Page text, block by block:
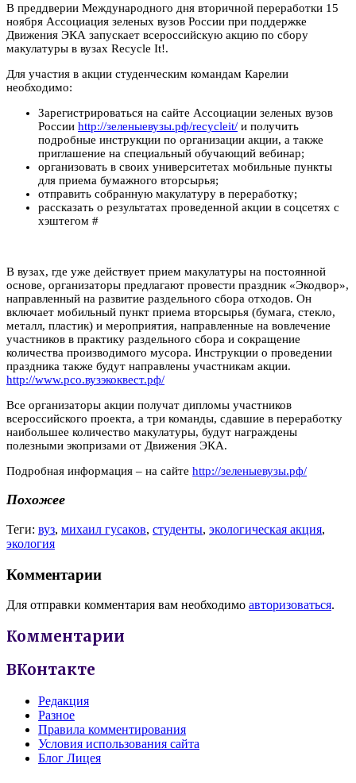
В преддверии Международного дня вторичной переработки 15
ноября Ассоциация зеленых вузов России при поддержке
Движения ЭКА запускает всероссийскую акцию по сбору
макулатуры в вузах Recycle It!.
Для участия в акции студенческим командам Карелии
необходимо:
Зарегистрироваться на сайте Ассоциации зеленых вузов
России http://зеленыевузы.рф/recycleit/ и получить
подробные инструкции по организации акции, а также
приглашение на специальный обучающий вебинар;
организовать в своих университетах мобильные пункты
для приема бумажного вторсырья;
отправить собранную макулатуру в переработку;
рассказать о результатах проведенной акции в соцсетях с
хэштегом #
В вузах, где уже действует прием макулатуры на постоянной
основе, организаторы предлагают провести праздник «Экодвор»,
направленный на развитие раздельного сбора отходов. Он
включает мобильный пункт приема вторсырья (бумага, стекло,
металл, пластик) и мероприятия, направленные на вовлечение
участников в практику раздельного сбора и сокращение
количества производимого мусора. Инструкции о проведении
праздника также будут направлены участникам акции.
http://www.рсо.вузэкоквест.рф/
Все организаторы акции получат дипломы участников
всероссийского проекта, а три команды, сдавшие в переработку
наибольшее количество макулатуры, будут награждены
полезными экопризами от Движения ЭКА.
Подробная информация – на сайте http://зеленыевузы.рф/
Похожее
Теги: вуз, михаил гусаков, студенты, экологическая акция,
экология
Комментарии
Для отправки комментария вам необходимо авторизоваться.
Комментарии
ВКонтакте
Редакция
Разное
Правила комментирования
Условия использования сайта
Блог Лицея